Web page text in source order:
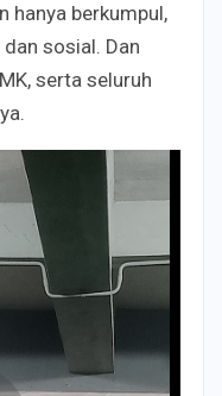
hanya berkumpul,
sosial. Dan
serta seluruh